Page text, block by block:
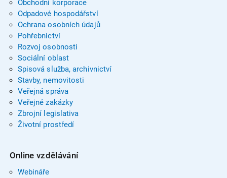
Obchodní korporace
Odpadové hospodářství
Ochrana osobních údajů
Pohřebnictví
Rozvoj osobnosti
Sociální oblast
Spisová služba, archivnictví
Stavby, nemovitosti
Veřejná správa
Veřejné zakázky
Zbrojní legislativa
Životní prostředí
Online vzdělávání
Webináře